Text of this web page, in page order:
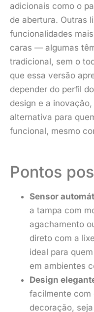
adicionais como o
de abertura. Outras
funcionalidades
caras — algumas
tradicional, sem o
que essa versão
depender do perfil
design e a
alternativa para
funcional, mesmo
Pontos
Sensor
a tampa com
agachamento
direto com a
ideal para
em ambientes
Design
facilmente com
decoração,